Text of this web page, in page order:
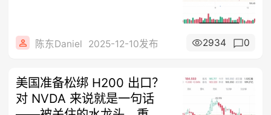
陈东Daniel 2025-12-10发布 2934 0
美国准备松绑 H200 出口？
对 NVDA 来说就是一句话